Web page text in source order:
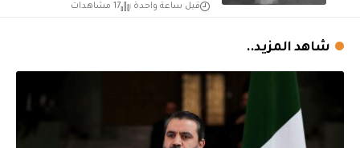
قبل ساعة واحدة 17 مشاهدات
شاهد المزيد..